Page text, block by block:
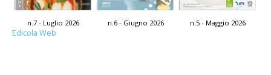
n.7 - Luglio 2026 n.6 - Giugno 2026 n.5 - Maggio 2026
Edicola Web